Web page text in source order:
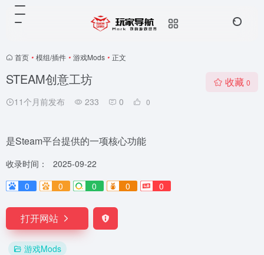
首页 • 模组/插件 • 游戏Mods • 正文
STEAM创意工坊
11个月前发布 233 0 0
收藏 0
是Steam平台提供的一项核心功能
收录时间：
2025-09-22
0
0 0 0 0
打开网站
游戏Mods